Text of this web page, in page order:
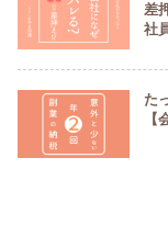
差
社
た
【